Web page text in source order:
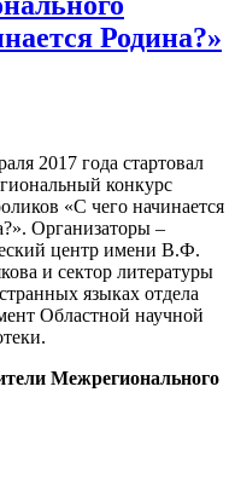
Родина?»
2017 года стартовал
конкурс
«С чего начинается
Организаторы –
центр имени В.Ф.
и сектор литературы
языках отдела
Областной научной
Межрегионального